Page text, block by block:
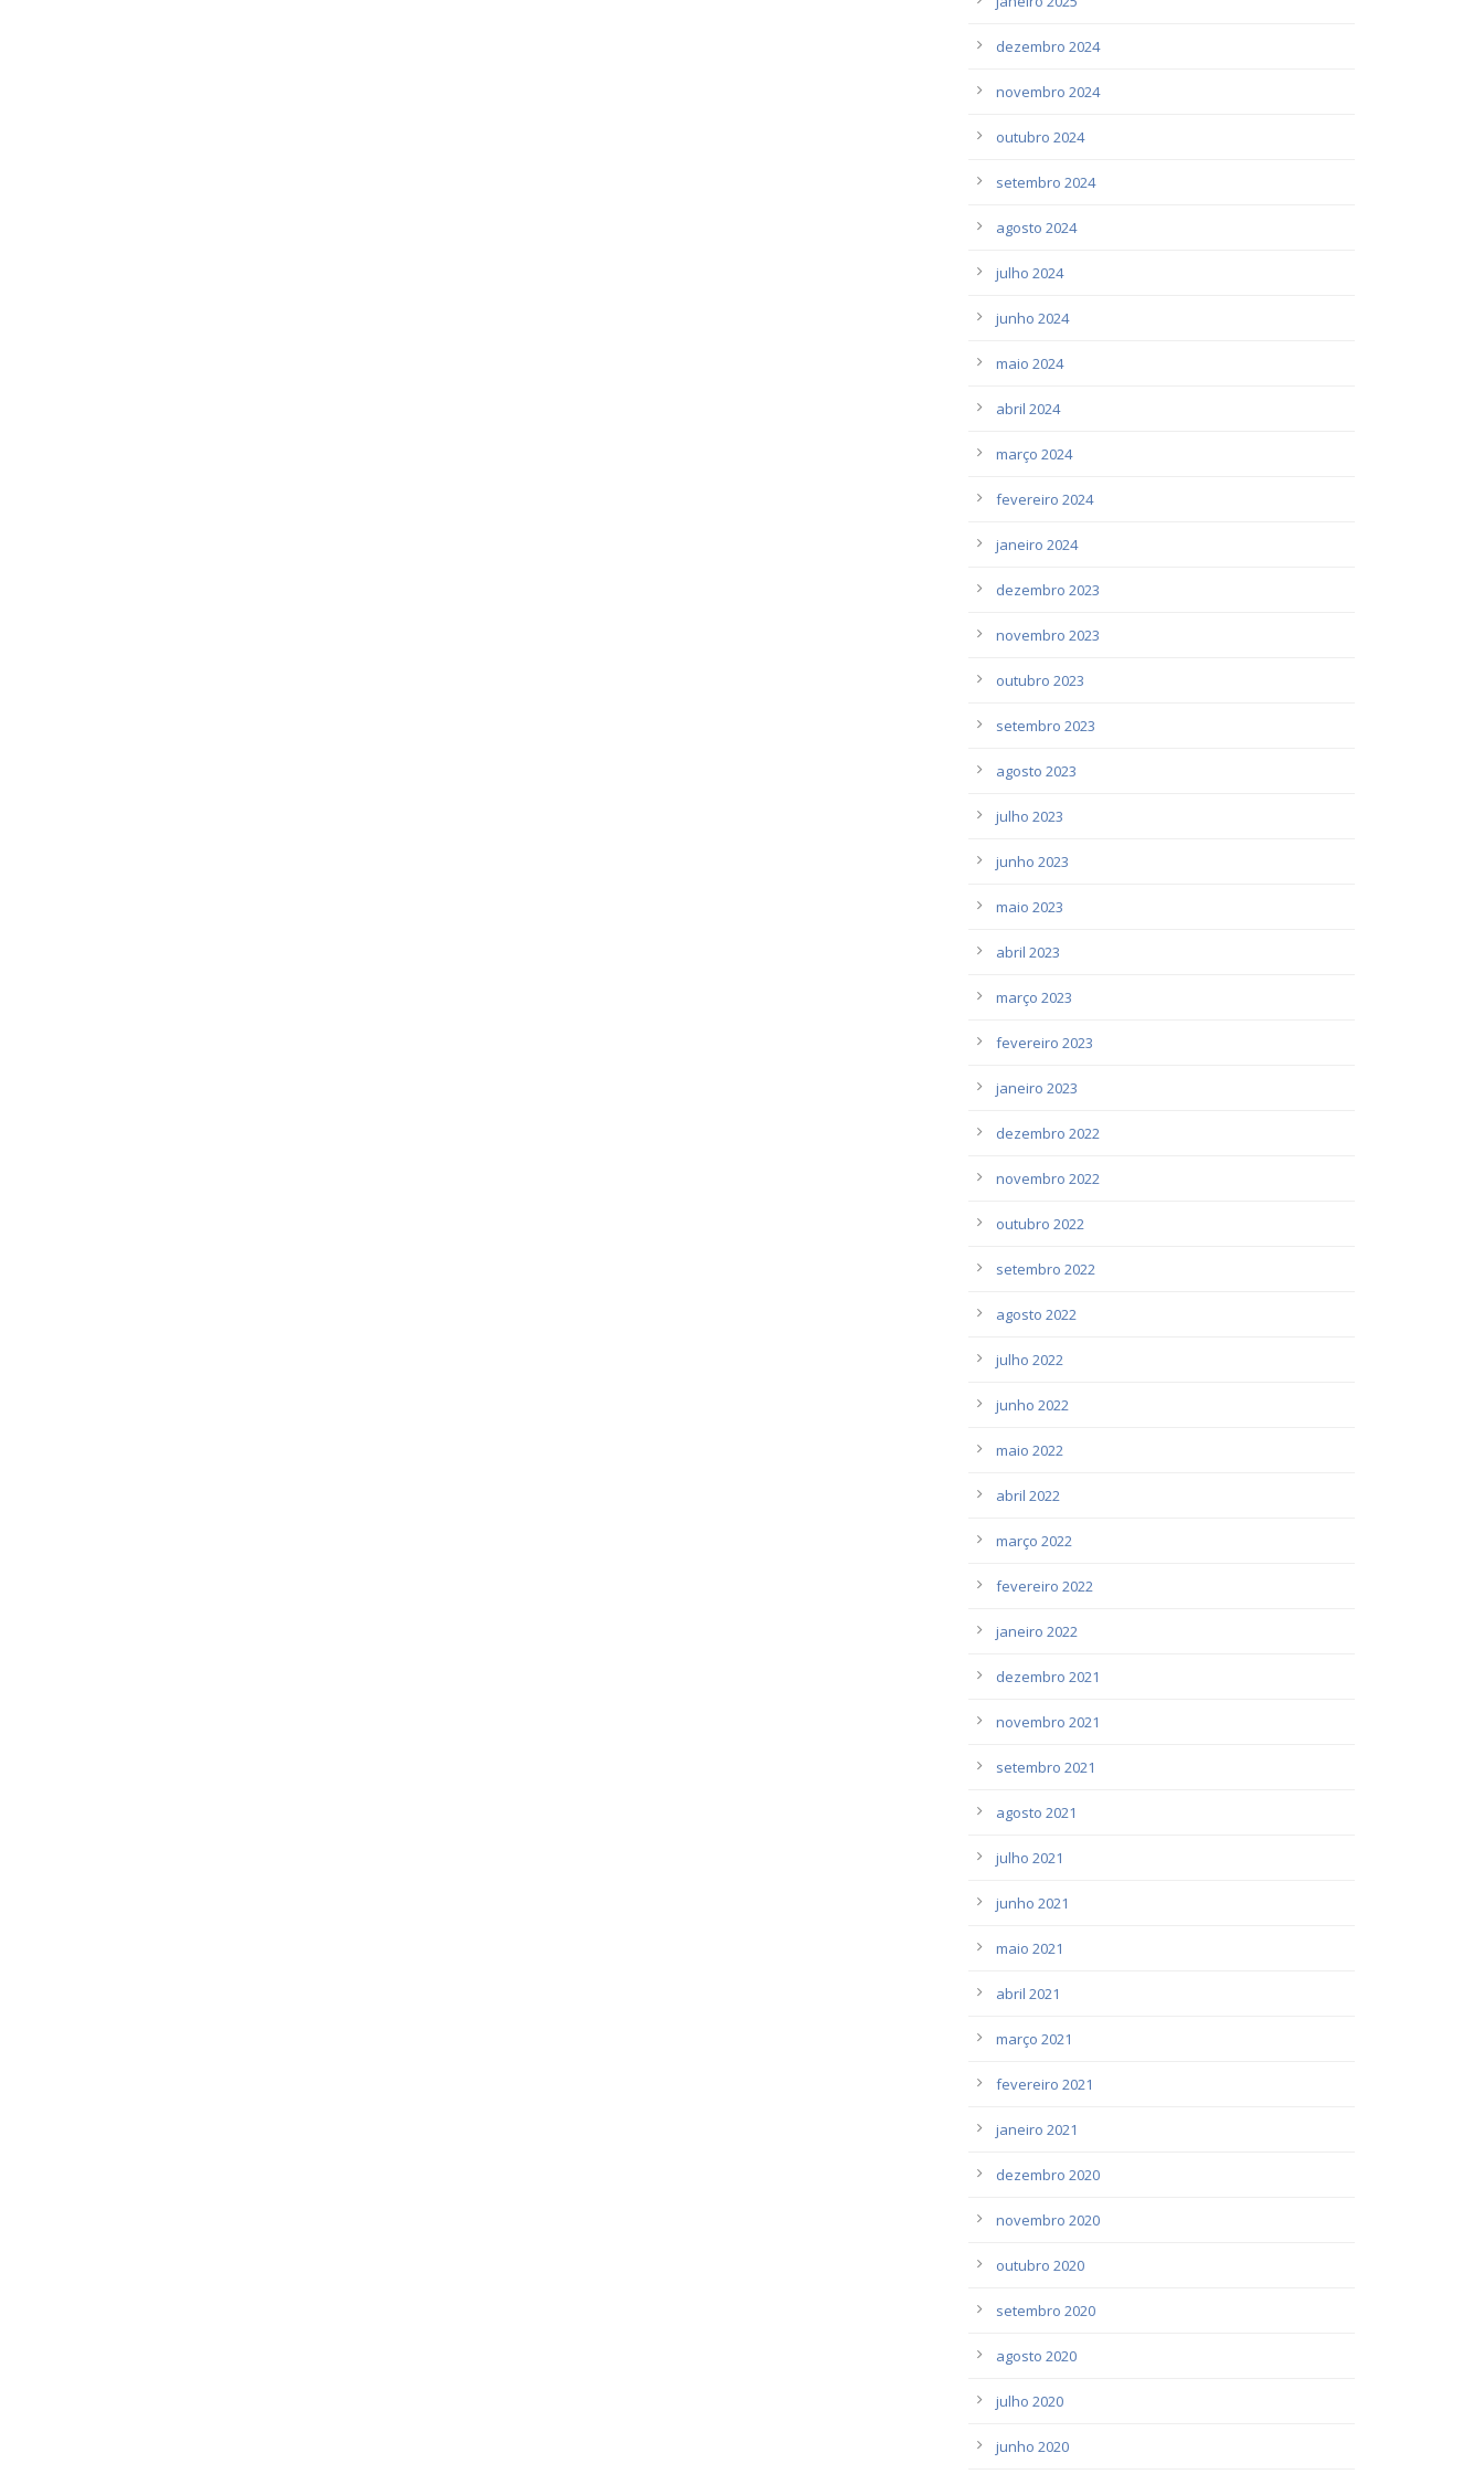
dezembro 2024
novembro 2024
outubro 2024
setembro 2024
agosto 2024
julho 2024
junho 2024
maio 2024
abril 2024
março 2024
fevereiro 2024
janeiro 2024
dezembro 2023
novembro 2023
outubro 2023
setembro 2023
agosto 2023
julho 2023
junho 2023
maio 2023
abril 2023
março 2023
fevereiro 2023
janeiro 2023
dezembro 2022
novembro 2022
outubro 2022
setembro 2022
agosto 2022
julho 2022
junho 2022
maio 2022
abril 2022
março 2022
fevereiro 2022
janeiro 2022
dezembro 2021
novembro 2021
setembro 2021
agosto 2021
julho 2021
junho 2021
maio 2021
abril 2021
março 2021
fevereiro 2021
janeiro 2021
dezembro 2020
novembro 2020
outubro 2020
setembro 2020
agosto 2020
julho 2020
junho 2020